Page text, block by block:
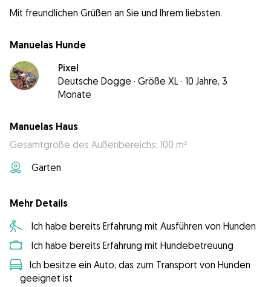
Mit freundlichen Grüßen an Sie und Ihrem liebsten.
Manuelas Hunde
Pixel
Deutsche Dogge · Größe XL · 10 Jahre, 3
Monate
Manuelas Haus
Gesamtgröße des Außenbereichs: 100 m²
Garten
Mehr Details
Ich habe bereits Erfahrung mit Ausführen von Hunden
Ich habe bereits Erfahrung mit Hundebetreuung
Ich besitze ein Auto, das zum Transport von Hunden
geeignet ist